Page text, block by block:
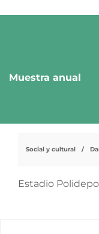
Muestra anual
Social y cultural
Estadio